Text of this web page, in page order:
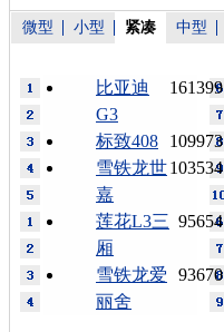
微型 小型 紧凑 中型
161399
比亚迪
G3
109973
标致408
103534
雪铁龙世
嘉
95654
莲花L3三
厢
93670
雪铁龙爱
丽舍